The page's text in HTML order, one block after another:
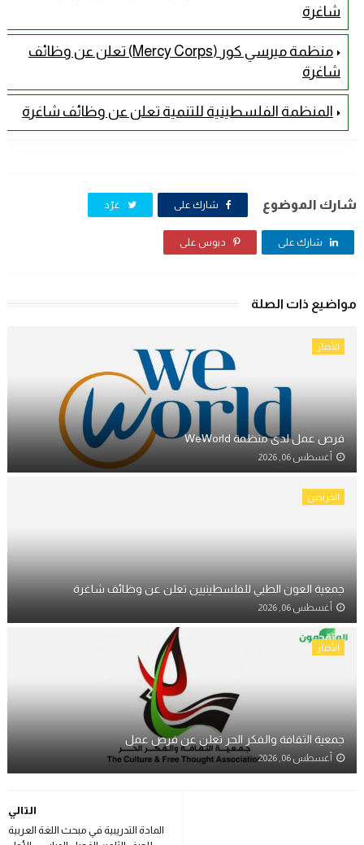
شاغرة
منظمة ميرسي كور (Mercy Corps) تعلن عن وظائف
شاغرة
المنظمة الفلسطينية للتنمية تعلن عن وظائف شاغرة
شارك الموضوع شارك على غرّد
شارك على دبوس على
مواضيع ذات الصلة
الأخبار
فرص عمل لدى منظمة WeWorld
أغسطس 06, 2026
الخريجين
جمعية العون الطبي للفلسطينيين تعلن عن وظائف شاغرة
أغسطس 06, 2026
الأخبار
جمعية الثقافة والفكر الحر تعلن عن فرص عمل
أغسطس 06, 2026
التالي
المادة التدريبية في مبحث اللغة العربية